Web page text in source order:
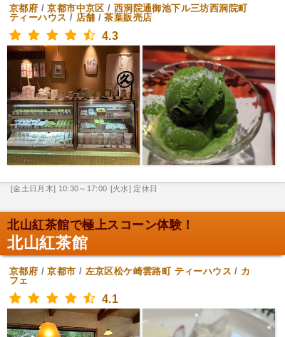
京都府 /京都市中京区 / 西洞院通御池下ル三坊西洞院町
ティーハウス / 店舗 /茶葉販売店
4.3
[金土日月木] 10:30～17:00 [火水] 定休日
北山紅茶館で極上スコーン体験！
北山紅茶館
京都府 /京都市 / 左京区松ケ崎雲路町 ティーハウス / カ
フェ
4.1